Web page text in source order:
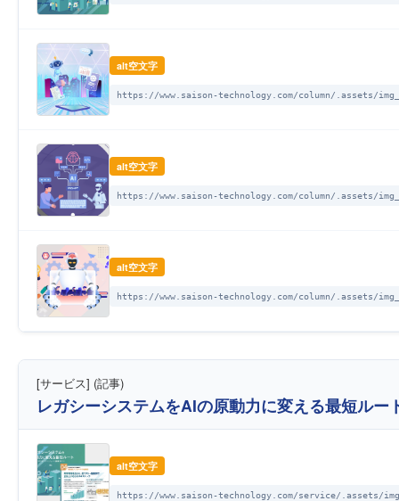
alt空文字
https://www.saison-technology.com/column/.assets/
alt空文字
https://www.saison-technology.com/column/.assets/
alt空文字
https://www.saison-technology.com/column/.assets/
[サービス] (記事)
レガシーシステムをAIの原動力に変える最短ル
alt空文字
https://www.saison-technology.com/service/.assets/